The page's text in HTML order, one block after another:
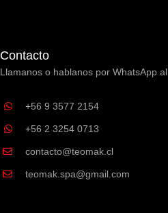
Contacto
Llamanos o hablanos por WhatsApp al
+56 9 3577 2154
+56 2 3254 0713
contacto@teomak.cl
teomak.spa@gmail.com